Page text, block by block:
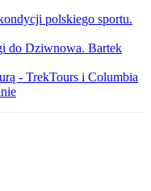
polskiego sportu.
do Dziwnowa. Bartek
- TrekTours i Columbia